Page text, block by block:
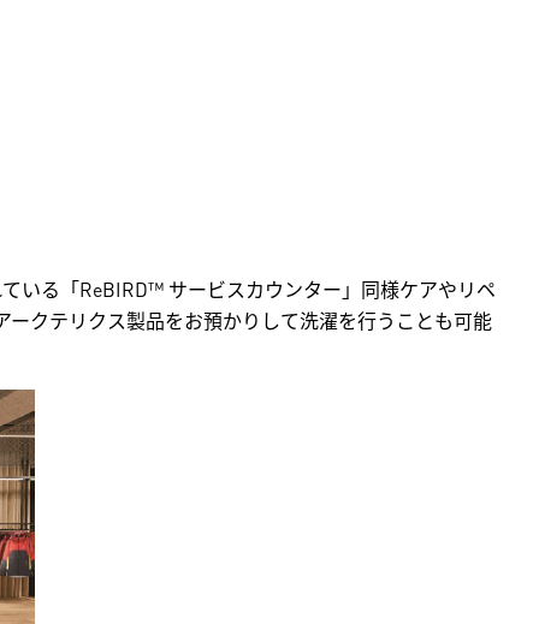
いる「ReBIRD™ サービスカウンター」同様ケアやリペ
クテリクス製品をお預かりして洗濯を行うことも可能